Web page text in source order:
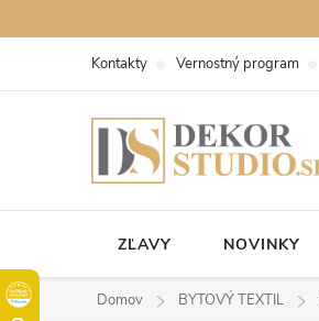
na
Kontakty Vernostný program
ZĽAVY NOVINKY
Domov BYTOVÝ TEXTIL